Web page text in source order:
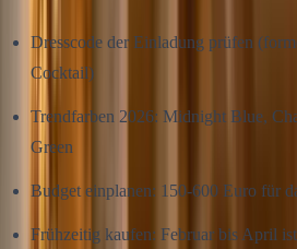
Dresscode der Einladung prüfen
Cocktail)
Trendfarben 2026: Midnight Blue,
Green
Budget einplanen: 150-600 Euro für
Frühzeitig kaufen: Februar bis April